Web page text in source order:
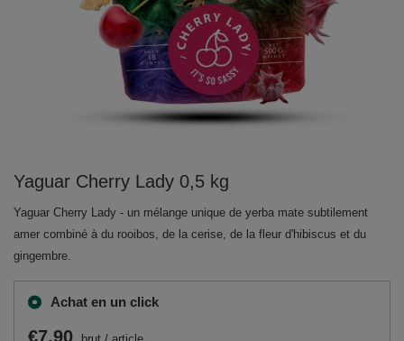
Yaguar Cherry Lady 0,5 kg
Yaguar Cherry Lady - un mélange unique de yerba mate subtilement
amer combiné à du rooibos, de la cerise, de la fleur d'hibiscus et du
gingembre.
Achat en un click
€7.90